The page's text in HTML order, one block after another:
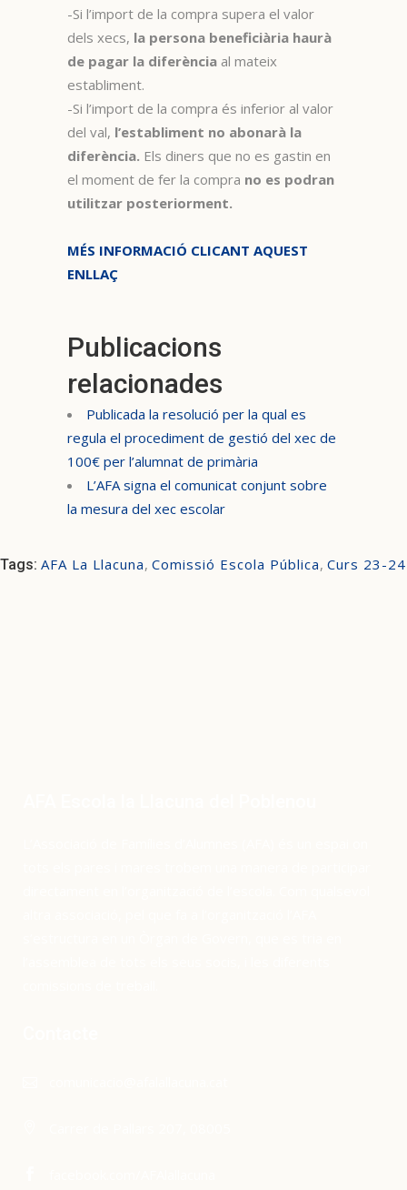
-Si l’import de la compra supera el valor
dels xecs, la persona beneficiària haurà
de pagar la diferència al mateix
establiment.
-Si l’import de la compra és inferior al valor
del val, l’establiment no abonarà la
diferència. Els diners que no es gastin en
el moment de fer la compra no es podran
utilitzar posteriorment.
MÉS INFORMACIÓ CLICANT AQUEST
ENLLAÇ
Publicacions
relacionades
Publicada la resolució per la qual es
regula el procediment de gestió del xec de
100€ per l’alumnat de primària
L’AFA signa el comunicat conjunt sobre
la mesura del xec escolar
Tags: AFA La Llacuna, Comissió Escola Pública, Curs 23-24